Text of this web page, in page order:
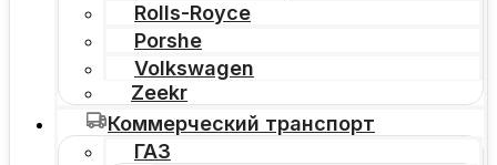
Rolls-Royce
Porshe
Volkswagen
Zeekr
Коммерческий транспорт
ГАЗ